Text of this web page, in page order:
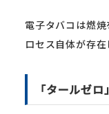
電子タバコは燃
ロセス自体が存在
「タールゼ